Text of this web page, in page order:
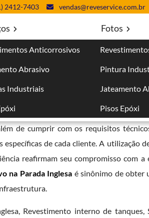
2412-7403 vendas@reveservice.com.br
Anticorrosivos
Abrasivo
Industriais
Fotos
Pintura
Jateamento
Pisos Epóxi
industrial garante a seus clientes a
de cumprir com os requisitos
de cada cliente. A utilização
reafirmam seu compromisso com a
na Parada Inglesa é sinônimo de obter
Revestimento interno de tanques,